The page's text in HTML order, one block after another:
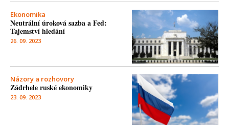
Ekonomika
Neutrální úroková sazba a Fed:
Tajemství hledání
26. 09. 2023
Názory a rozhovory
Zádrhele ruské ekonomiky
23. 09. 2023